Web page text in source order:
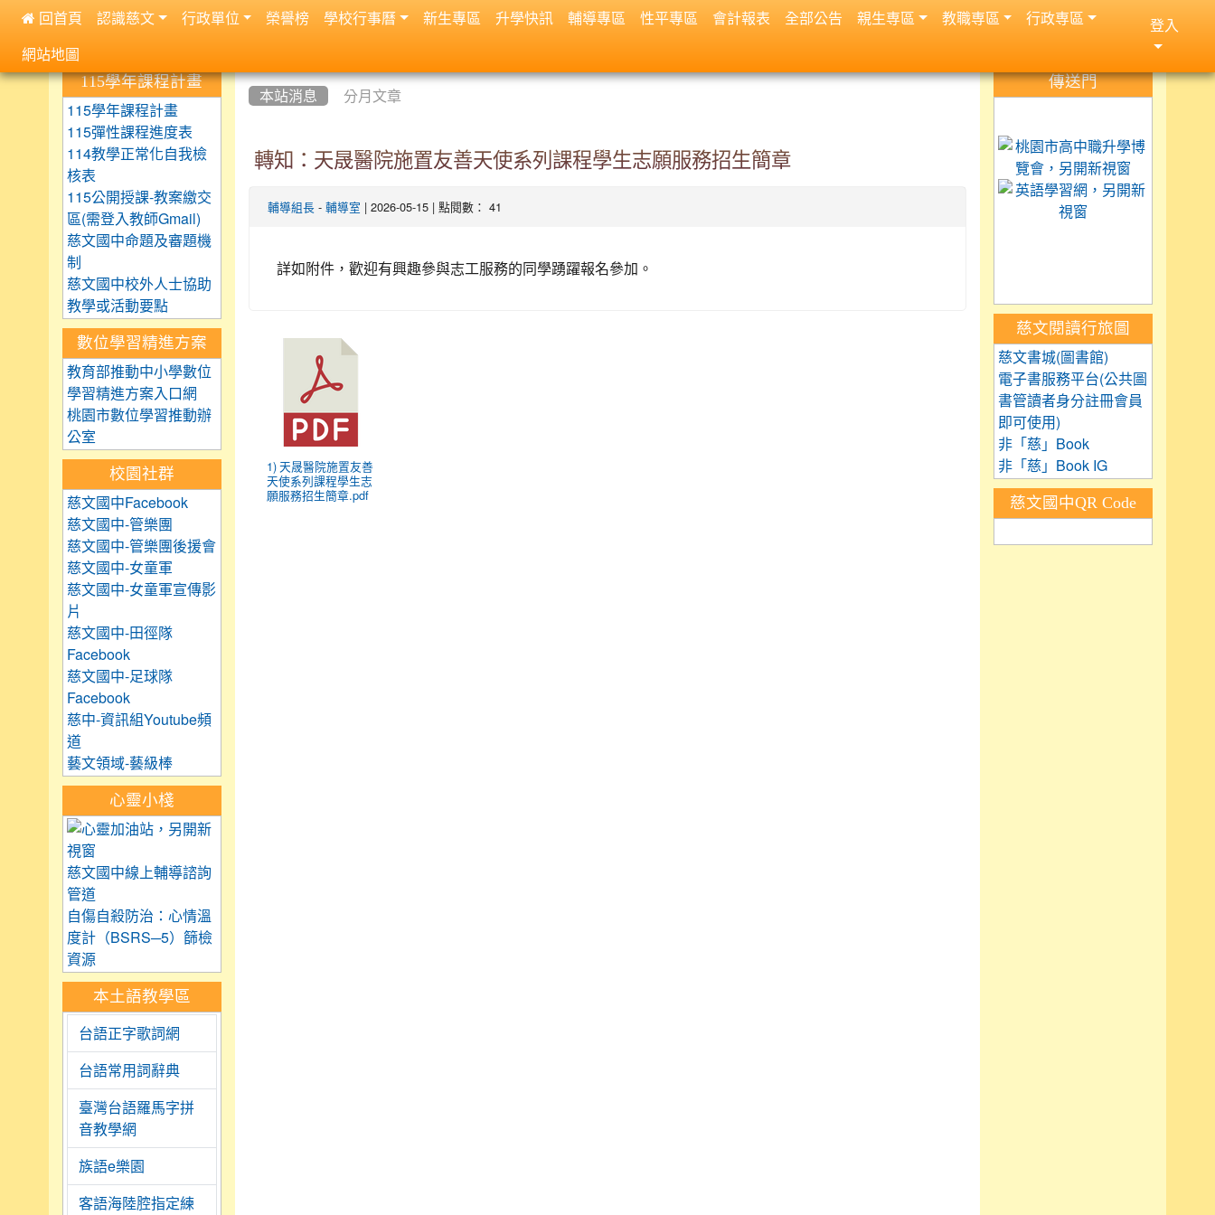
:::
本站消息 分月文章
轉知：天晟醫院施置友善天使系列課程學生志願服務招生簡章
輔導組長- 輔導室 | 2026-05-15 | 點閱數： 41
詳如附件，歡迎有興趣參與志工服務的同學踴躍報名參加。
1) 天晟醫院施置友善
天使系列課程學生志
願服務招生簡章.pdf
::: 115學年課程計畫
115學年課程計畫
115彈性課程進度表
114教學正常化自我檢
核表
115公開授課-教案繳交
區(需登入教師Gmail)
慈文國中命題及審題機
制
慈文國中校外人士協助
教學或活動要點
數位學習精進方案
教育部推動中小學數位
學習精進方案入口網
桃園市數位學習推動辦
公室
校園社群
慈文國中Facebook
慈文國中-管樂團
慈文國中-管樂團後援會
慈文國中-女童軍
慈文國中-女童軍宣傳影
片
慈文國中-田徑隊
Facebook
慈文國中-足球隊
Facebook
慈中-資訊組Youtube頻
道
藝文領域-藝級棒
心靈小棧
慈文國中線上輔導諮詢
管道
自傷自殺防治：心情溫
度計（BSRS─5）篩檢
資源
本土語教學區
台語正字歌詞網
台語常用詞辭典
臺灣台語羅馬字拼
音教學網
族語e樂園
客語海陸腔指定練
::: 傳送門
慈文閱讀行旅圖
慈文書城(圖書館)
電子書服務平台(公共圖
書管讀者身分註冊會員
即可使用)
非「慈」Book
非「慈」Book IG
慈文國中QR Code
 回首頁 認識慈文 行政單位 榮譽榜 學校行事曆 新生專區 升學快訊 輔導專區 性平專區 會計報表 全部公告 親生専區 教職専區 行政専區
網站地圖
登入